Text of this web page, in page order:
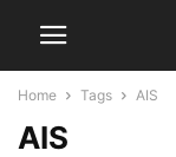
Home Tags AIS
AIS